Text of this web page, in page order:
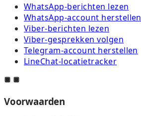
WhatsApp-berichten lezen
WhatsApp-account herstellen
Viber-berichten lezen
Viber-gesprekken volgen
Telegram-account herstellen
LineChat-locatietracker
Voorwaarden